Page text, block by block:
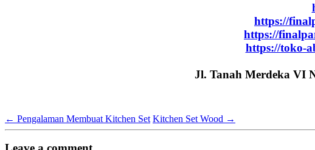
https://
https://
https://toko-
Jl. Tanah Merdeka VI
← Pengalaman Membuat Kitchen Set Kitchen Set Wood →